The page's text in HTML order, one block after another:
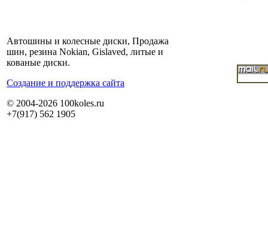
Автошины и колесные диски, Продажа
шин, резина Nokian, Gislaved, литые и
кованые диски.
Cоздание и поддержка сайта
© 2004-2026 100koles.ru
+7(917) 562 1905